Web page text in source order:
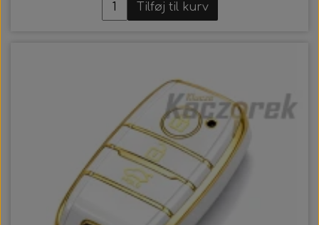
Tilføj til kurv